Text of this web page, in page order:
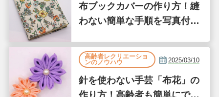
布ブックカバーの作り方！縫
わない簡単な手順を写真付き
高齢者レクリエーショ
ンのノウハウ
2025/03/10
針を使わない手芸「布花」の
作り方！高齢者も簡単にでき